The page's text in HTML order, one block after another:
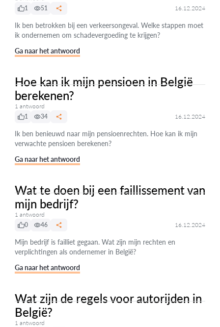
1
51 16.12.2024
Ik ben betrokken bij een verkeersongeval. Welke stappen moet
ik ondernemen om schadevergoeding te krijgen?
Ga naar het antwoord
Hoe kan ik mijn pensioen in België
berekenen?
1 antwoord
1
34 16.12.2024
Ik ben benieuwd naar mijn pensioenrechten. Hoe kan ik mijn
verwachte pensioen berekenen?
Ga naar het antwoord
Wat te doen bij een faillissement van
mijn bedrijf?
1 antwoord
0
46 16.12.2024
Mijn bedrijf is failliet gegaan. Wat zijn mijn rechten en
verplichtingen als ondernemer in België?
Ga naar het antwoord
Wat zijn de regels voor autorijden in
België?
1 antwoord